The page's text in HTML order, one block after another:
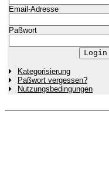
Email-Adresse
Paßwort
Kategorisierung
Paßwort vergessen?
Nutzungsbedingungen